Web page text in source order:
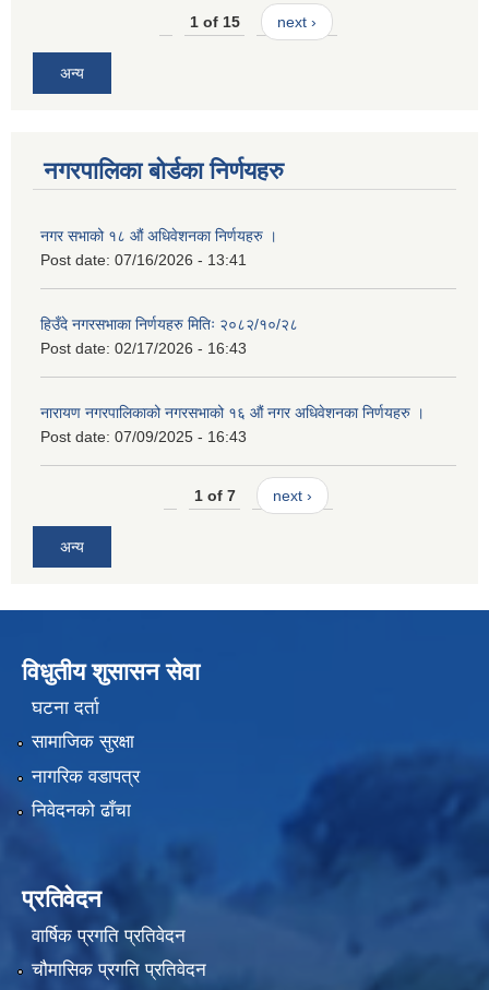
1 of 15 next ›
अन्य
नगरपालिका बोर्डका निर्णयहरु
नगर सभाको १८ औं अधिवेशनका निर्णयहरु ।
Post date: 07/16/2026 - 13:41
हिउँदे नगरसभाका निर्णयहरु मितिः २०८२/१०/२८
Post date: 02/17/2026 - 16:43
नारायण नगरपालिकाको नगरसभाको १६ औं नगर अधिवेशनका निर्णयहरु ।
Post date: 07/09/2025 - 16:43
1 of 7 next ›
अन्य
विधुतीय शुसासन सेवा
घटना दर्ता
सामाजिक सुरक्षा
नागरिक वडापत्र
निवेदनको ढाँचा
प्रतिवेदन
वार्षिक प्रगति प्रतिवेदन
चौमासिक प्रगति प्रतिवेदन